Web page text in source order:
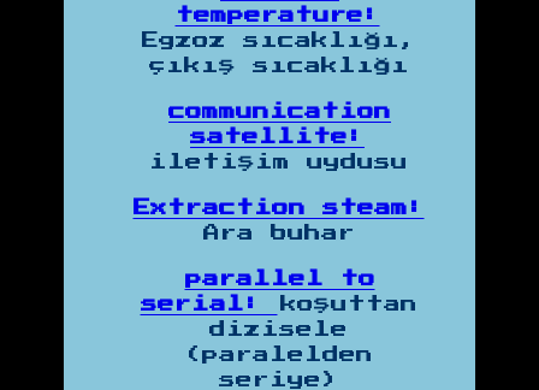
temperature:
Egzoz sıcaklığı,
çıkış sıcaklığı
communication
satellite:
iletişim uydusu
Extraction steam:
Ara buhar
parallel to
serial:
koşuttan
dizisele
(paralelden
seriye)